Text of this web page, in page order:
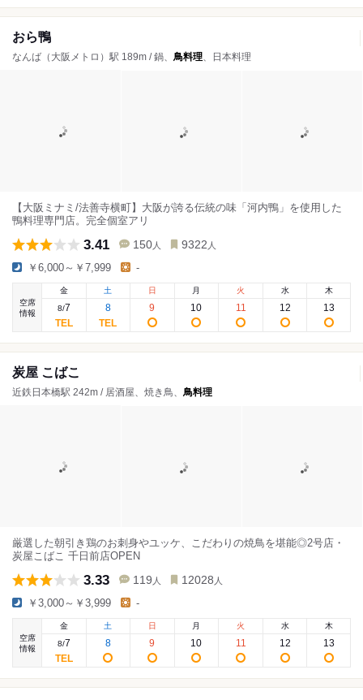
おら鴨
なんば（大阪メトロ）駅 189m / 鍋、 鳥料理、日本料理
【大阪ミナミ/法善寺横町】大阪が誇る伝統の味「河内鴨」を使用した
鴨料理専門店。完全個室アリ
3.41 150 人 9322 人
￥6,000～￥7,999 -
空席
情報
金
8/7
土
8
日
9
月
10
火
11
水
12
木
13
炭屋 こばこ
近鉄日本橋駅 242m / 居酒屋、焼き鳥、 鳥料理
厳選した朝引き鶏のお刺身やユッケ、こだわりの焼鳥を堪能◎2号店・
炭屋こばこ 千日前店OPEN
3.33 119 人 12028 人
￥3,000～￥3,999 -
空席
情報
金
8/7
土
8
日
9
月
10
火
11
水
12
木
13